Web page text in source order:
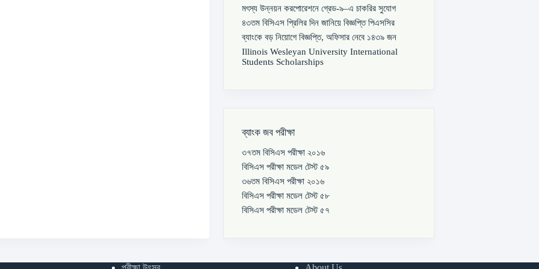
মৎস্য উন্নয়ন করপোরেশনে গ্রেড-৯–এ চাকরির সুযোগ
৪৩তম বিসিএস প্রিলির দিন জানিয়ে বিজ্ঞপ্তি পিএসসির
ব্যাংকে বড় নিয়োগে বিজ্ঞপ্তি, অফিসার নেবে ১৪৩৯ জন
Illinois Wesleyan University International
Students Scholarships
ব্যাংক জব পরীক্ষা
৩৭তম বিসিএস পরীক্ষা ২০১৬
বিসিএস পরীক্ষা মডেল টেস্ট ৫৯
৩৬তম বিসিএস পরীক্ষা ২০১৬
বিসিএস পরীক্ষা মডেল টেস্ট ৫৮
বিসিএস পরীক্ষা মডেল টেস্ট ৫৭